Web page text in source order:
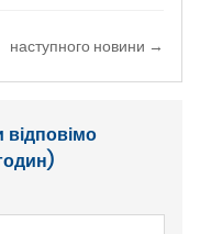
наступного новини →